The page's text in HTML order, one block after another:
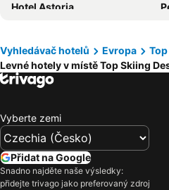
Hotel Astoria
Dorint Sporthotel Garmisch-Partenkirchen
Paradise Lodge
Hotel Sonne
Hotel Olimpia
Thermal Resort Hotel Elisabethpark
Alexander Charme Hotel
Vyhledávač hotelů Evropa
Levné hotely v místě Top Skiing
Vyberte zemi
Přidat na Google
Snadno najděte naše výsledky:
přidejte trivago jako preferovaný zdroj